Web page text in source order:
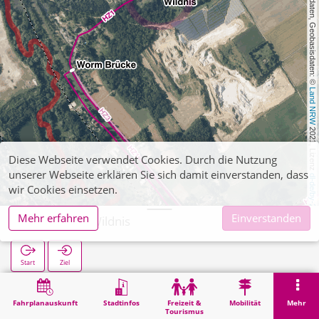
, Kartendaten, Geobasisdaten: ©
Land NRW
2021, Lizenz
dl-de/by-2-0
Fahrplanauskunft Stadtinfos
Freizeit &
Tourismus
Mobilität Mehr
Merkstein Wildnis
Start Ziel
Suche
Diese Webseite verwendet Cookies. Durch die Nutzung
unserer Webseite erklären Sie sich damit einverstanden, dass
wir Cookies einsetzen.
Mehr erfahren
Einverstanden